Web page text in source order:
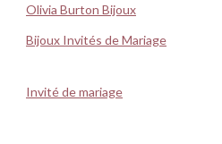
Olivia Burton Bijoux
Bijoux Invités de Mariage
Invité de mariage